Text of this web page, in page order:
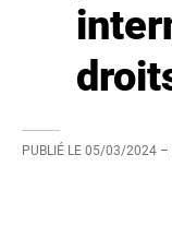
PUBLIÉ LE 05/03/2024 –